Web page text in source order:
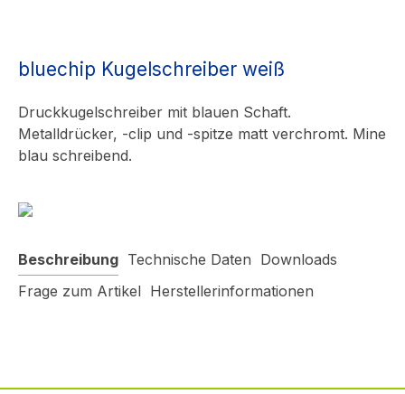
bluechip Kugelschreiber weiß
Druckkugelschreiber mit blauen Schaft.
Metalldrücker, -clip und -spitze matt verchromt. Mine
blau schreibend.
Beschreibung Technische Daten Downloads
Frage zum Artikel Herstellerinformationen